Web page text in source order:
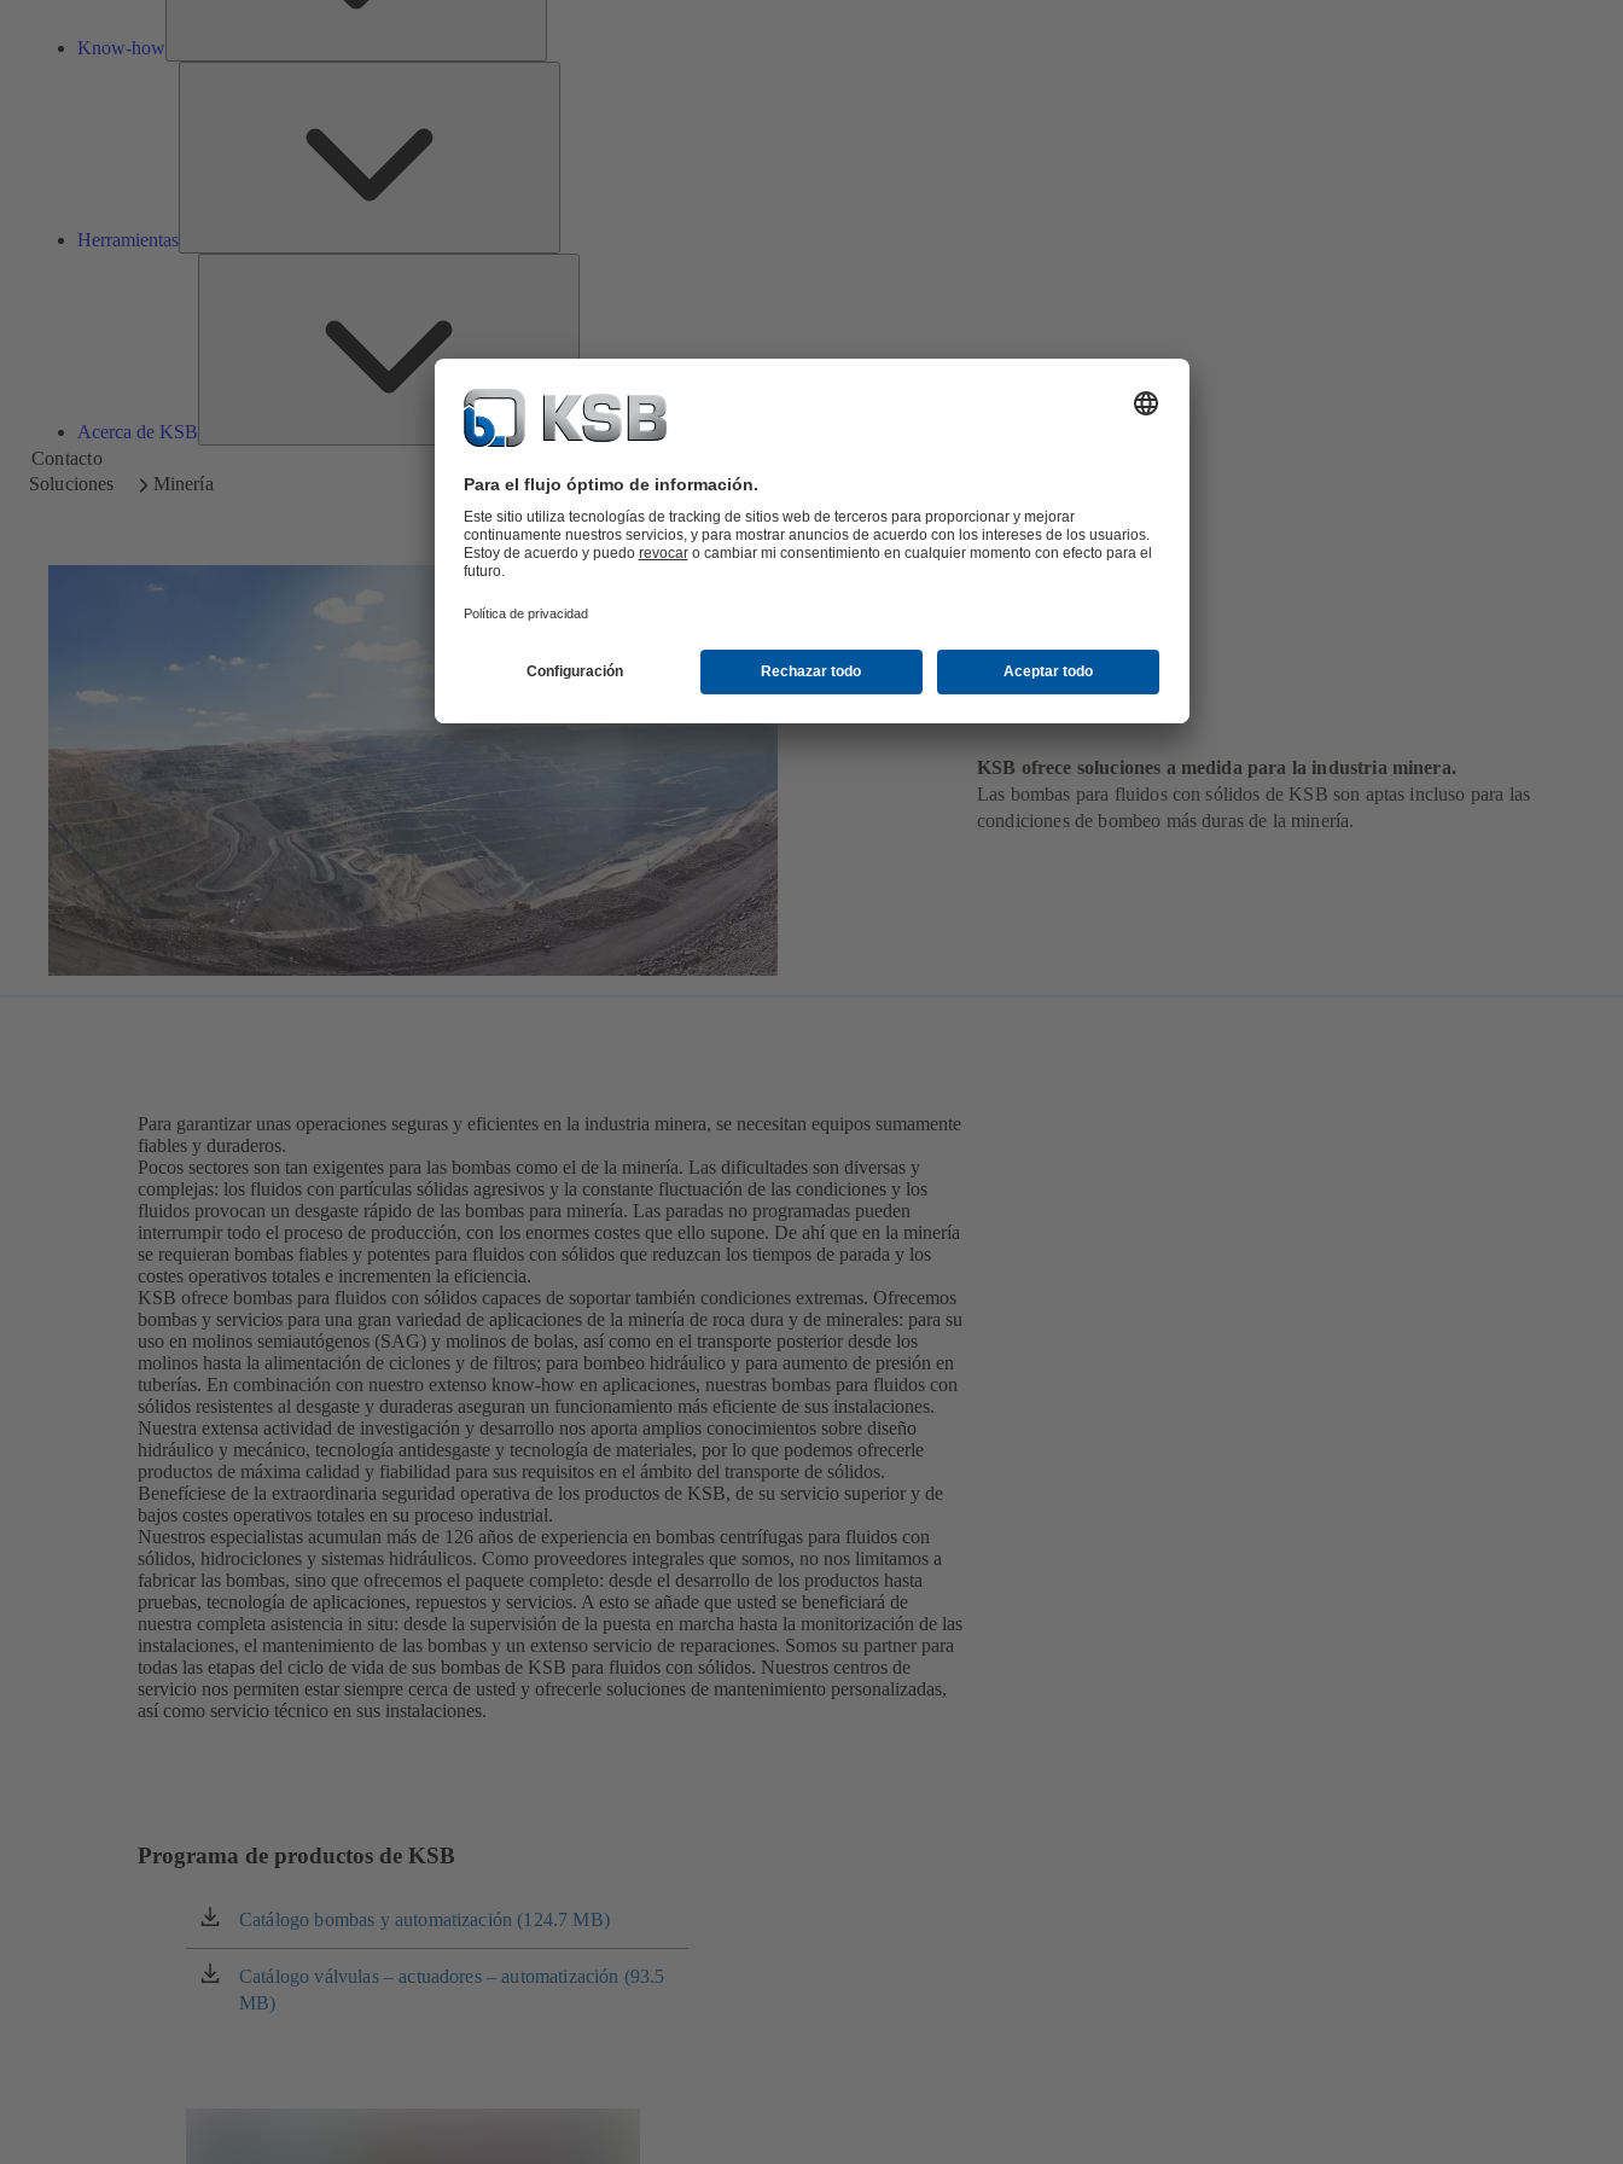
Know-how
Herramientas
Acerca de KSB
Contacto
Soluciones
Minería
Minería
KSB ofrece soluciones a medida para la industria minera.
Las bombas para fluidos con sólidos de KSB son aptas incluso para las
condiciones de bombeo más duras de la minería.
Para garantizar unas operaciones seguras y eficientes en la industria minera, se necesitan equipos sumamente
fiables y duraderos.
Pocos sectores son tan exigentes para las bombas como el de la minería. Las dificultades son diversas y
complejas: los fluidos con partículas sólidas agresivos y la constante fluctuación de las condiciones y los
fluidos provocan un desgaste rápido de las bombas para minería. Las paradas no programadas pueden
interrumpir todo el proceso de producción, con los enormes costes que ello supone. De ahí que en la minería
se requieran bombas fiables y potentes para fluidos con sólidos que reduzcan los tiempos de parada y los
costes operativos totales e incrementen la eficiencia.
KSB ofrece bombas para fluidos con sólidos capaces de soportar también condiciones extremas. Ofrecemos
bombas y servicios para una gran variedad de aplicaciones de la minería de roca dura y de minerales: para su
uso en molinos semiautógenos (SAG) y molinos de bolas, así como en el transporte posterior desde los
molinos hasta la alimentación de ciclones y de filtros; para bombeo hidráulico y para aumento de presión en
tuberías. En combinación con nuestro extenso know-how en aplicaciones, nuestras bombas para fluidos con
sólidos resistentes al desgaste y duraderas aseguran un funcionamiento más eficiente de sus instalaciones.
Nuestra extensa actividad de investigación y desarrollo nos aporta amplios conocimientos sobre diseño
hidráulico y mecánico, tecnología antidesgaste y tecnología de materiales, por lo que podemos ofrecerle
productos de máxima calidad y fiabilidad para sus requisitos en el ámbito del transporte de sólidos.
Benefíciese de la extraordinaria seguridad operativa de los productos de KSB, de su servicio superior y de
bajos costes operativos totales en su proceso industrial.
Nuestros especialistas acumulan más de 126 años de experiencia en bombas centrífugas para fluidos con
sólidos, hidrociclones y sistemas hidráulicos. Como proveedores integrales que somos, no nos limitamos a
fabricar las bombas, sino que ofrecemos el paquete completo: desde el desarrollo de los productos hasta
pruebas, tecnología de aplicaciones, repuestos y servicios. A esto se añade que usted se beneficiará de
nuestra completa asistencia in situ: desde la supervisión de la puesta en marcha hasta la monitorización de las
instalaciones, el mantenimiento de las bombas y un extenso servicio de reparaciones. Somos su partner para
todas las etapas del ciclo de vida de sus bombas de KSB para fluidos con sólidos. Nuestros centros de
servicio nos permiten estar siempre cerca de usted y ofrecerle soluciones de mantenimiento personalizadas,
así como servicio técnico en sus instalaciones.
Programa de productos de KSB
Catálogo bombas y automatización (124.7 MB)
(se
abre
en
una
Catálogo válvulas – actuadores – automatización (93.5
MB)
(se
abre